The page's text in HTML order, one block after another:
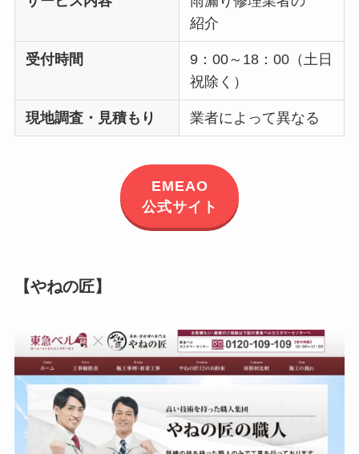
紹介
受付時間
9：00～18：00（土日
祝除く）
現地調査・見積もり 業者によって異なる
EMEAO
公式サイト
【やねの匠】